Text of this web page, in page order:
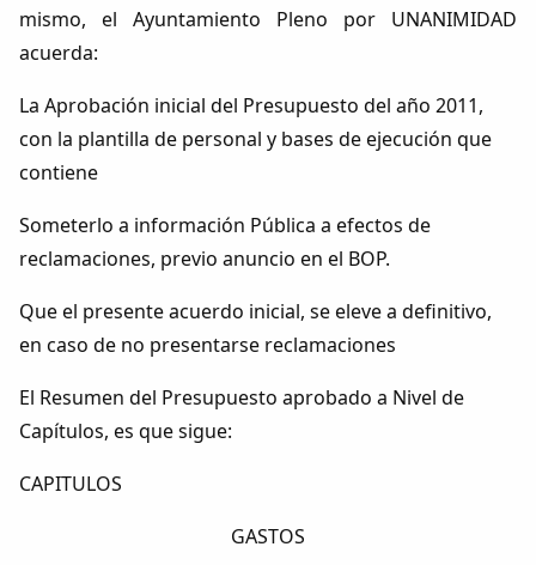
mismo, el Ayuntamiento Pleno por UNANIMIDAD
acuerda:
La Aprobación inicial del Presupuesto del año 2011,
con la plantilla de personal y bases de ejecución que
contiene
Someterlo a información Pública a efectos de
reclamaciones, previo anuncio en el BOP.
Que el presente acuerdo inicial, se eleve a definitivo,
en caso de no presentarse reclamaciones
El Resumen del Presupuesto aprobado a Nivel de
Capítulos, es que sigue:
CAPITULOS
GASTOS